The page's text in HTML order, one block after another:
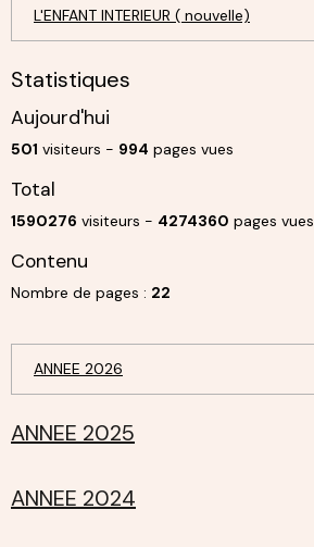
L'ENFANT INTERIEUR ( nouvelle)
Statistiques
Aujourd'hui
501 visiteurs - 994 pages vues
Total
1590276 visiteurs - 4274360 pages vues
Contenu
Nombre de pages : 22
ANNEE 2026
ANNEE 2025
ANNEE 2024